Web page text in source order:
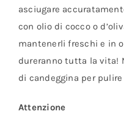
asciugare
con olio di cocco o
mantenerli freschi e in
dureranno tutta la vita!
di candeggina per
Attenzione